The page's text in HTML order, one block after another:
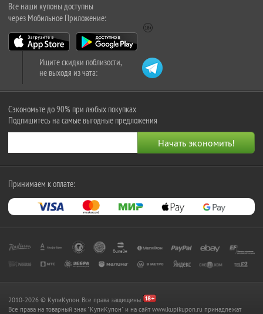
Все наши купоны доступны
через Мобильное Приложение:
Ищите скидки поблизости,
не выходя из чата:
Сэкономьте до 90% при любых покупках
Подпишитесь на самые выгодные предложения
Принимаем к оплате:
2010-2026 © КупиКупон. Все права защищены.
Все права на товарный знак "КупиКупон" и на сайт www.kupikupon.ru принадлежат